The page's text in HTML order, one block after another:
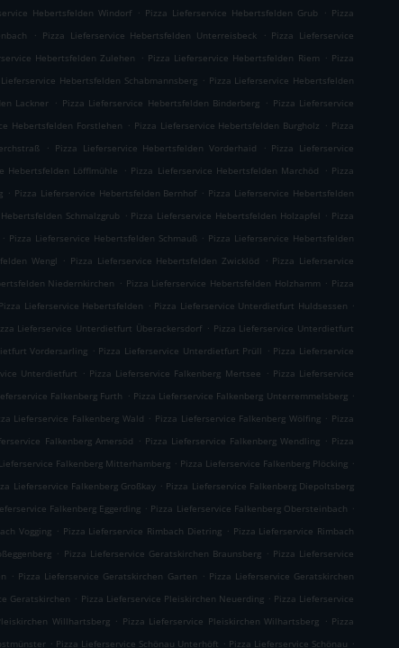
Hebertsfelden Windorf . Pizza Lieferservice Hebertsfelden Grub . Pizza
. Pizza Lieferservice Hebertsfelden Unterreisbeck . Pizza Lieferservice
Hebertsfelden Zulehen . Pizza Lieferservice Hebertsfelden Riem . Pizza
Hebertsfelden Schabmannsberg . Pizza Lieferservice Hebertsfelden
Lackner . Pizza Lieferservice Hebertsfelden Binderberg . Pizza Lieferservice
Hebertsfelden Forstlehen . Pizza Lieferservice Hebertsfelden Burgholz . Pizza
. Pizza Lieferservice Hebertsfelden Vorderhaid . Pizza Lieferservice
Hebertsfelden Löfflmühle . Pizza Lieferservice Hebertsfelden Marchöd . Pizza
. Pizza Lieferservice Hebertsfelden Bernhof . Pizza Lieferservice Hebertsfelden
Schmalzgrub . Pizza Lieferservice Hebertsfelden Holzapfel . Pizza
. Pizza Lieferservice Hebertsfelden Schmauß . Pizza Lieferservice Hebertsfelden
Wengl . Pizza Lieferservice Hebertsfelden Zwicklöd . Pizza Lieferservice
Niedernkirchen . Pizza Lieferservice Hebertsfelden Holzhamm . Pizza
Pizza Lieferservice Hebertsfelden . Pizza Lieferservice Unterdietfurt Huldsessen .
Lieferservice Unterdietfurt Überackersdorf . Pizza Lieferservice Unterdietfurt
Vordersarling . Pizza Lieferservice Unterdietfurt Prüll . Pizza Lieferservice
Unterdietfurt . Pizza Lieferservice Falkenberg Mertsee . Pizza Lieferservice
Falkenberg Furth . Pizza Lieferservice Falkenberg Unterremmelsberg .
Lieferservice Falkenberg Wald . Pizza Lieferservice Falkenberg Wölfing . Pizza
Falkenberg Amersöd . Pizza Lieferservice Falkenberg Wendling . Pizza
Falkenberg Mitterhamberg . Pizza Lieferservice Falkenberg Plöcking .
Lieferservice Falkenberg Großkay . Pizza Lieferservice Falkenberg Diepoltsberg
Falkenberg Eggerding . Pizza Lieferservice Falkenberg Obersteinbach .
Vogging . Pizza Lieferservice Rimbach Dietring . Pizza Lieferservice Rimbach
. Pizza Lieferservice Geratskirchen Braunsberg . Pizza Lieferservice
. Pizza Lieferservice Geratskirchen Garten . Pizza Lieferservice Geratskirchen
Geratskirchen . Pizza Lieferservice Pleiskirchen Neuerding . Pizza Lieferservice
Willhartsberg . Pizza Lieferservice Pleiskirchen Wilhartsberg . Pizza
. Pizza Lieferservice Schönau Unterhöft . Pizza Lieferservice Schönau .